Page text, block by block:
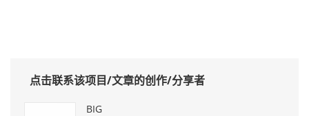
点击联系该项目/文章的创作/分享者
BIG